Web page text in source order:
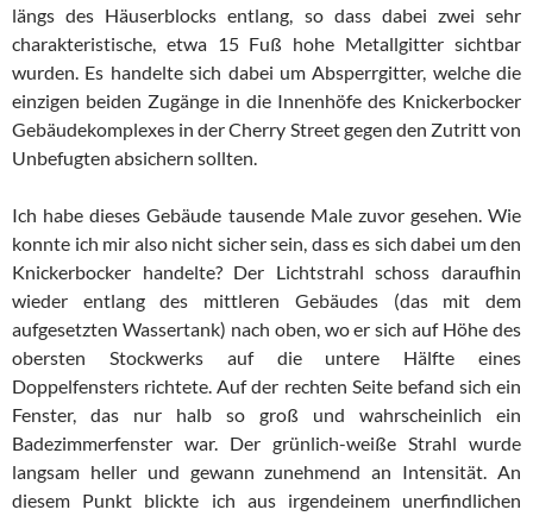
längs des Häuserblocks entlang, so dass dabei zwei sehr
charakteristische, etwa 15 Fuß hohe Metallgitter sichtbar
wurden. Es handelte sich dabei um Absperrgitter, welche die
einzigen beiden Zugänge in die Innenhöfe des Knickerbocker
Gebäudekomplexes in der Cherry Street gegen den Zutritt von
Unbefugten absichern sollten.
Ich habe dieses Gebäude tausende Male zuvor gesehen. Wie
konnte ich mir also nicht sicher sein, dass es sich dabei um den
Knickerbocker handelte? Der Lichtstrahl schoss daraufhin
wieder entlang des mittleren Gebäudes (das mit dem
aufgesetzten Wassertank) nach oben, wo er sich auf Höhe des
obersten Stockwerks auf die untere Hälfte eines
Doppelfensters richtete. Auf der rechten Seite befand sich ein
Fenster, das nur halb so groß und wahrscheinlich ein
Badezimmerfenster war. Der grünlich-weiße Strahl wurde
langsam heller und gewann zunehmend an Intensität. An
diesem Punkt blickte ich aus irgendeinem unerfindlichen